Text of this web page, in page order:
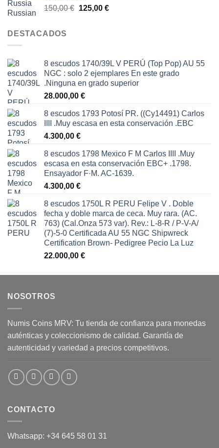
150,00€ El
125,00 €El
DESTACADOS
8 escudos 1740/39L V PERÚ (Top Pop) AU 55
NGC : solo 2 ejemplares En este grado
.Ninguna en grado superior
28.000,00 €
8 escudos 1793 Potosí PR. ((Cy14491) Carlos
IIII .Muy escasa en esta conservación .EBC
4.300,00 €
8 escudos 1798 Mexico F M Carlos IIII .Muy
escasa en esta conservación EBC+ .1798.
Ensayador F·M. AC-1639.
4.300,00 €
8 escudos 1750L R PERU Felipe V . Doble
fecha y doble marca de ceca. Muy rara. (AC.
763) (Cal.Onza 573 var). Rev.: L-8-R / P-V-A/
(7)-5-0 Certificada AU 55 NGC Shipwreck
Certification Brown- Pedigree Pecio La Luz
22.000,00 €
NOSOTROS
Numis Coins MRV: Tu tienda de confianza para monedas
auténticas y coleccionismo de calidad. Garantía de
autenticidad y variedad a precios competitivos.
CONTACTO
Whatsapp: +34 645 58 01 31